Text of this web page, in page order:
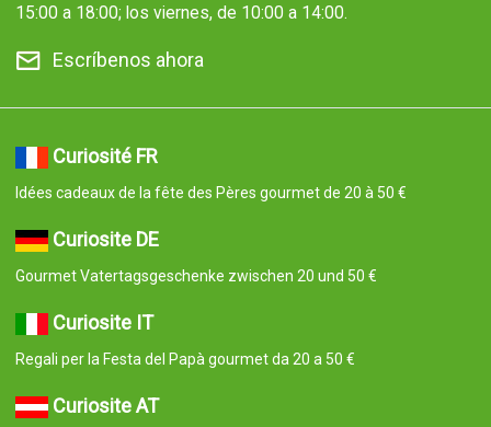
15:00 a 18:00; los viernes, de 10:00 a 14:00.
Escríbenos ahora
Curiosité FR
Idées cadeaux de la fête des Pères gourmet de 20 à 50 €
Curiosite DE
Gourmet Vatertagsgeschenke zwischen 20 und 50 €
Curiosite IT
Regali per la Festa del Papà gourmet da 20 a 50 €
Curiosite AT